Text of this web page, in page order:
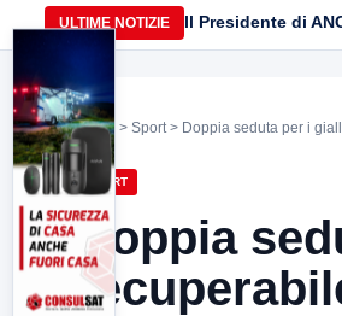
ULTIME NOTIZIE Il Presidente di
Home > Sport> Doppia seduta per i
SPORT
Doppia